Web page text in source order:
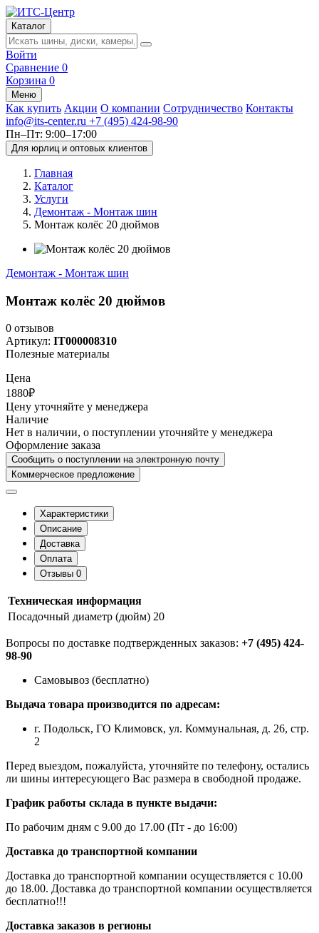
Каталог
Войти
Сравнение 0
Корзина 0
Меню
Как купить Акции О компании Сотрудничество Контакты
info@its-center.ru +7 (495) 424-98-90
Пн–Пт: 9:00–17:00
Для юрлиц и оптовых клиентов
Главная
Каталог
Услуги
Демонтаж - Монтаж шин
Монтаж колёс 20 дюймов
Демонтаж - Монтаж шин
Монтаж колёс 20 дюймов
0 отзывов
Артикул: IT000008310
Полезные материалы
Цена
1880₽
Цену уточняйте у менеджера
Наличие
Нет в наличии, о поступлении уточняйте у менеджера
Оформление заказа
Сообщить о поступлении на электронную почту
Коммерческое предложение
Характеристики
Описание
Доставка
Оплата
Отзывы 0
Техническая информация
Посадочный диаметр (дюйм) 20
Вопросы по доставке подтвержденных заказов: +7 (495) 424-
98-90
Самовывоз (бесплатно)
Выдача товара производится по адресам:
г. Подольск, ГО Климовск, ул. Коммунальная, д. 26, стр.
2
Перед выездом, пожалуйста, уточняйте по телефону, остались
ли шины интересующего Вас размера в свободной продаже.
График работы склада в пункте выдачи:
По рабочим дням с 9.00 до 17.00 (Пт - до 16:00)
Доставка до транспортной компании
Доставка до транспортной компании осуществляется с 10.00
до 18.00. Доставка до транспортной компании осуществляется
бесплатно!!!
Доставка заказов в регионы